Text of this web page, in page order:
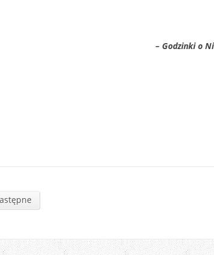
– Godzinki o